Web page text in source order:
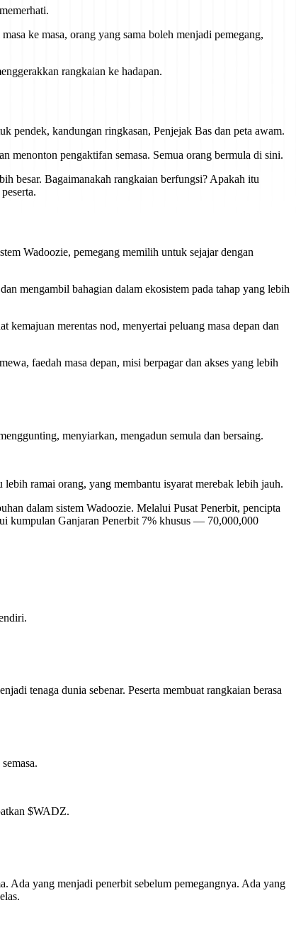
ke masa, orang yang sama boleh menjadi pemegang,
rangkaian ke hadapan.
pendek, kandungan ringkasan, Penjejak Bas dan peta awam.
menonton pengaktifan semasa. Semua orang bermula di sini.
besar. Bagaimanakah rangkaian berfungsi? Apakah itu
Wadoozie, pemegang memilih untuk sejajar dengan
mengambil bahagian dalam ekosistem pada tahap yang lebih
merentas nod, menyertai peluang masa depan dan
faedah masa depan, misi berpagar dan akses yang lebih
menyiarkan, mengadun semula dan bersaing.
ramai orang, yang membantu isyarat merebak lebih jauh.
dalam sistem Wadoozie. Melalui Pusat Penerbit, pencipta
kumpulan Ganjaran Penerbit 7% khusus — 70,000,000
tenaga dunia sebenar. Peserta membuat rangkaian berasa
$WADZ.
Ada yang menjadi penerbit sebelum pemegangnya. Ada yang